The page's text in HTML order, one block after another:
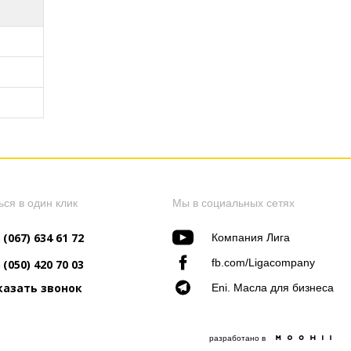
в один клик
634 61 72
420 70 03
звонок
Мы в социальных сетях
Компания Лига
fb.com/Ligacompany
Eni. Масла для бизнеса
разработано в